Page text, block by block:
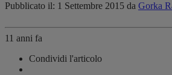
Pubblicato il: 1 Settembre 2015 da Gorka
11 anni fa
Condividi l'articolo